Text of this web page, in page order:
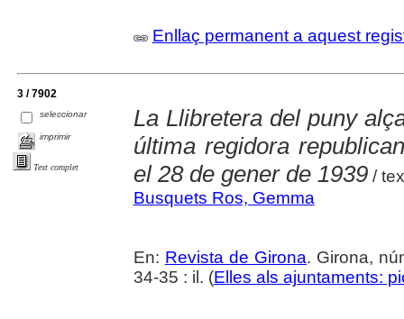
Enllaç permanent a aquest
3 / 7902
seleccionar
imprimir
Text complet
La Llibretera del puny
última regidora
el 28 de gener de 1939/
Busquets Ros, Gemma
En: Revista de Girona. Girona,
34-35 : il. (Elles als ajuntaments: